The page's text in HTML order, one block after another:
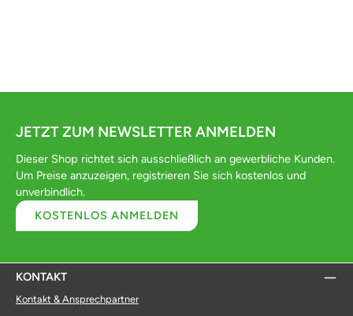
JETZT ZUM NEWSLETTER ANMELDEN
Dieser Shop richtet sich ausschließlich an gewerbliche Kunden.
Um Preise anzuzeigen, registrieren Sie sich kostenlos und
unverbindlich.
KOSTENLOS ANMELDEN
KONTAKT
Kontakt & Ansprechpartner